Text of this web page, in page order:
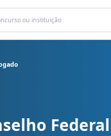
cargo Advogado